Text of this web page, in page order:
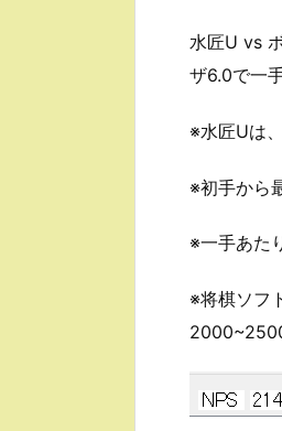
水匠U vs
ザ6.0で一
※水匠Uは
※初手から
※一手あた
※将棋ソフ